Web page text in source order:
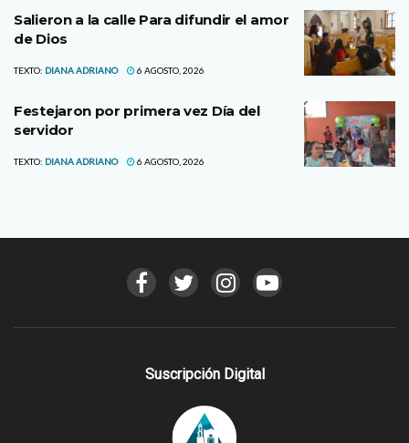
Salieron a la calle Para difundir el amor
de Dios
TEXTO: DIANA ADRIANO 6 AGOSTO, 2026
Festejaron por primera vez Día del
servidor
TEXTO: DIANA ADRIANO 6 AGOSTO, 2026
Suscripción Digital